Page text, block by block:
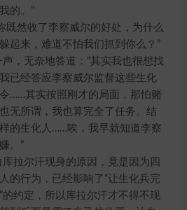
的。”
然收了李察威尔的好处，为什么
起来，难道不怕我们抓到你么？”
无奈地答道：“其实我也很想找
已经答应李察威尔监督这些生化
……其实按照刚才的局面，那怕赌
无所谓，我也算完全了任务。结
的生化人……唉，我早就知道李察
。”
尔汗现身的原因，竟是因为四
的行为，已经影响了“让生化兵完
的约定，所以库拉尔汗才不得不现